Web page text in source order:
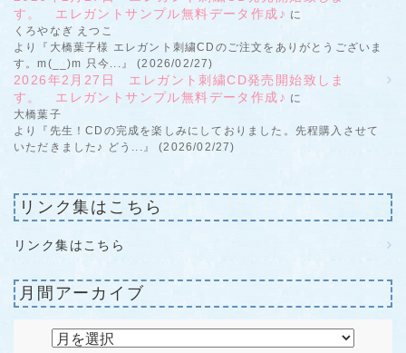
す。 エレガントサンプル無料データ作成♪ に
くろやなぎ えつこ
より『大橋葉子様 エレガント刺繍CDのご注文をありがとうございま
す。m(__)m 只今...』 (2026/02/27)
2026年2月27日 エレガント刺繍CD発売開始致しま
す。 エレガントサンプル無料データ作成♪ に
大橋葉子
より『先生！CDの完成を楽しみにしておりました。先程購入させて
いただきました♪ どう...』 (2026/02/27)
リンク集はこちら
リンク集はこちら
月間アーカイブ